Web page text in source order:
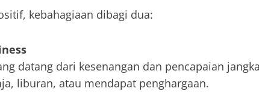
kebahagiaan dibagi dua:
datang dari kesenangan dan pencapaian
liburan, atau mendapat penghargaan.